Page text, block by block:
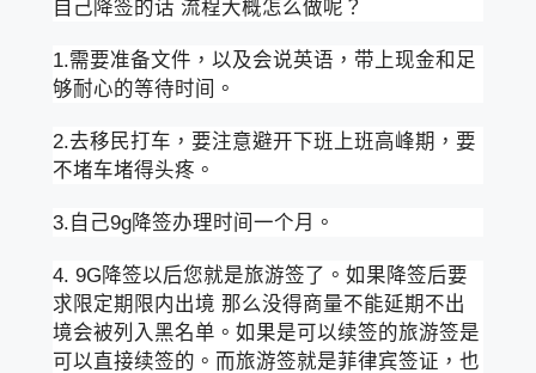
自己降签的话 流程大概怎么做呢？
1.需要准备文件，以及会说英语，带上现金和足
够耐心的等待时间。
2.去移民打车，要注意避开下班上班高峰期，要
不堵车堵得头疼。
3.自己9g降签办理时间一个月。
4. 9G降签以后您就是旅游签了。如果降签后要
求限定期限内出境 那么没得商量不能延期不出
境会被列入黑名单。如果是可以续签的旅游签是
可以直接续签的。而旅游签就是菲律宾签证，也